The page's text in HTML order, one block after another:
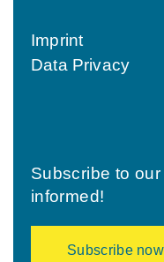
Imprint
Data Privacy
Subscribe to
informed!
Subscribe now